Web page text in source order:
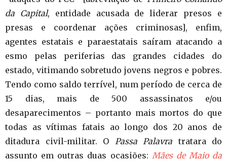
da Capital, entidade acusada de liderar presos e
presas e coordenar ações criminosas], enfim,
agentes estatais e paraestatais saíram atacando a
esmo pelas periferias das grandes cidades do
estado, vitimando sobretudo jovens negros e pobres.
Tendo como saldo terrível, num período de cerca de
15 dias, mais de 500 assassinatos e/ou
desaparecimentos – portanto mais mortos do que
todas as vítimas fatais ao longo dos 20 anos de
ditadura civil-militar. O
Passa Palavra tratara do
assunto em outras duas ocasiões: Mães de Maio da